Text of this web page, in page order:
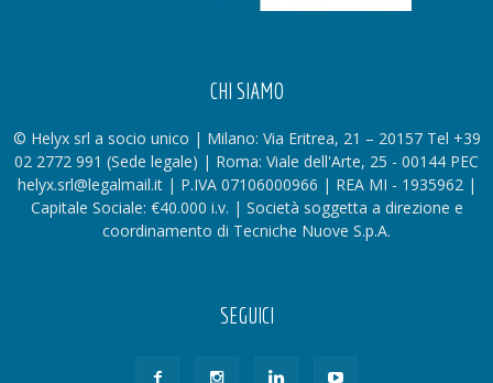
CHI SIAMO
© Helyx srl a socio unico | Milano: Via Eritrea, 21 – 20157 Tel +39
02 2772 991 (Sede legale) | Roma: Viale dell'Arte, 25 - 00144 PEC
helyx.srl@legalmail.it | P.IVA 07106000966 | REA MI - 1935962 |
Capitale Sociale: €40.000 i.v. | Società soggetta a direzione e
coordinamento di Tecniche Nuove S.p.A.
SEGUICI